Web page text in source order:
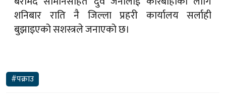
शनिबार राति नै जिल्ला प्रहरी कार्यालय सर्लाही
बुझाइएको सशस्त्रले जनाएको छ।
#पक्राउ